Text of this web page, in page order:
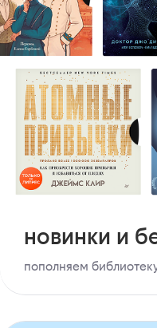
новинки и
пополняем